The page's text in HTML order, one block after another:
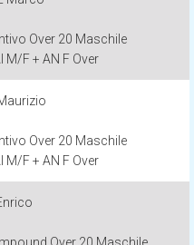
Over 20 Maschile
M/F + AN F Over
Over 20 Maschile
M/F + AN F Over